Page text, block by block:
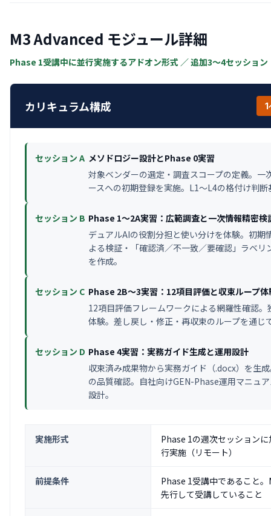
M3 Advanced モジュール詳細
Phase 1受講中に並行実施するアドオン形式 ／ 追加3〜4セッショ
カリキュラム構成
セッション A メソドロジー設計とPhase 0実習
対象ベンダーの選定・調査スコープの定義。
ースへの初期登録を実施。L1〜L4の格付け判
セッション B Phase 1〜2A実習：広範調査と一次情報精密検
デュアルAIの役割分担と使い分けを体験。初
よる検証・「確認済／不一致／要確認」ラベ
を作成。
セッション C Phase 2B〜3実習：12項目評価と収束ループ体
12項目評価フレームワークによる網羅性確認
体験。差し戻し・修正・再収束のループを通
セッション D Phase 4実習：実務ガイド生成と運用設計
収束済み成果物から実務ガイド（.docx）を生
の品質確認。自社向けGEN-Phase運用マニュ
設計。
実施形式
Phase 1の週次セッション
行実施（リモート）
前提条件
Phase 1受講中であること
先行して受講していること